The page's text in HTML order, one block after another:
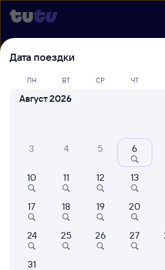
Выберите день, чтобы
билеты Ессентуки —
22 года работаем для вас
Когда
Кто едет
Найти
Дата поездки
ПН ВТ СР ЧТ
Август 2026
3 4 5 6
10 11 12 13
17 18 19 20
24 25 26 27
31